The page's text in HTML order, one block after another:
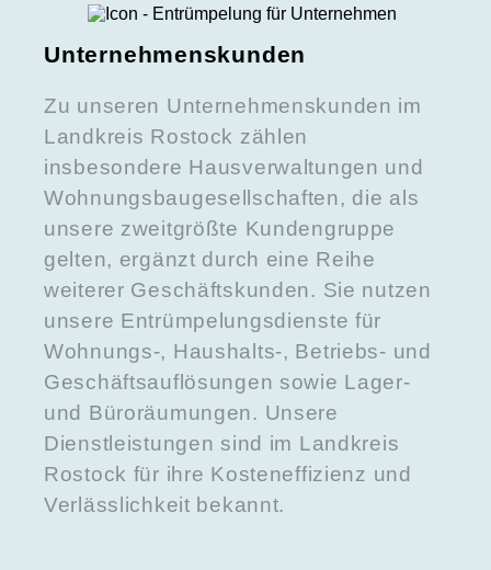
Unternehmenskunden
Zu unseren Unternehmenskunden im
Landkreis Rostock zählen
insbesondere Hausverwaltungen und
Wohnungsbaugesellschaften, die als
unsere zweitgrößte Kundengruppe
gelten, ergänzt durch eine Reihe
weiterer Geschäftskunden. Sie nutzen
unsere Entrümpelungsdienste für
Wohnungs-, Haushalts-, Betriebs- und
Geschäftsauflösungen sowie Lager-
und Büroräumungen. Unsere
Dienstleistungen sind im Landkreis
Rostock für ihre Kosteneffizienz und
Verlässlichkeit bekannt.